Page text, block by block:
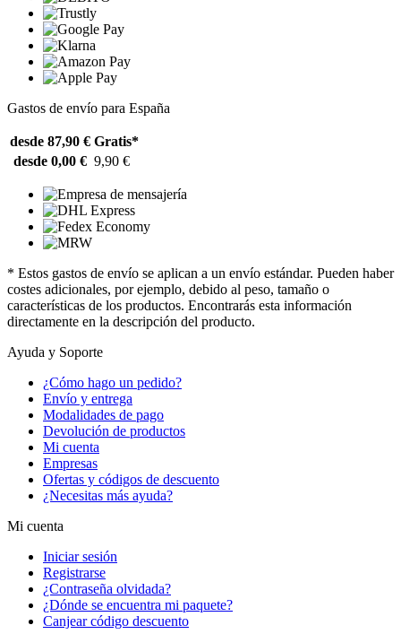
Gastos de envío para España
desde 87,90 € Gratis*
desde 0,00 € 9,90 €
* Estos gastos de envío se aplican a un envío estándar. Pueden haber
costes adicionales, por ejemplo, debido al peso, tamaño o
características de los productos. Encontrarás esta información
directamente en la descripción del producto.
Ayuda y Soporte
¿Cómo hago un pedido?
Envío y entrega
Modalidades de pago
Devolución de productos
Mi cuenta
Empresas
Ofertas y códigos de descuento
¿Necesitas más ayuda?
Mi cuenta
Iniciar sesión
Registrarse
¿Contraseña olvidada?
¿Dónde se encuentra mi paquete?
Canjear código descuento